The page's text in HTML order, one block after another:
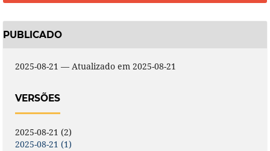
PUBLICADO
2025-08-21 — Atualizado em 2025-08-21
VERSÕES
2025-08-21 (2)
2025-08-21 (1)